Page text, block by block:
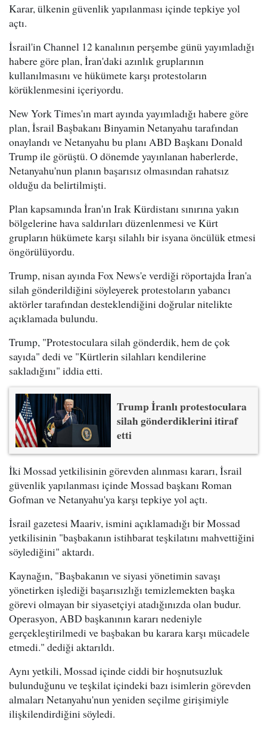
Karar, ülkenin güvenlik yapılanması içinde tepkiye yol
açtı.
İsrail'in Channel 12 kanalının perşembe günü yayımladığı
habere göre plan, İran'daki azınlık gruplarının
kullanılmasını ve hükümete karşı protestoların
körüklenmesini içeriyordu.
New York Times'ın mart ayında yayımladığı habere göre
plan, İsrail Başbakanı Binyamin Netanyahu tarafından
onaylandı ve Netanyahu bu planı ABD Başkanı Donald
Trump ile görüştü. O dönemde yayınlanan haberlerde,
Netanyahu'nun planın başarısız olmasından rahatsız
olduğu da belirtilmişti.
Plan kapsamında İran'ın Irak Kürdistanı sınırına yakın
bölgelerine hava saldırıları düzenlenmesi ve Kürt
grupların hükümete karşı silahlı bir isyana öncülük etmesi
öngörülüyordu.
Trump, nisan ayında Fox News'e verdiği röportajda İran'a
silah gönderildiğini söyleyerek protestoların yabancı
aktörler tarafından desteklendiğini doğrular nitelikte
açıklamada bulundu.
Trump, "Protestoculara silah gönderdik, hem de çok
sayıda" dedi ve "Kürtlerin silahları kendilerine
sakladığını" iddia etti.
Trump İranlı protestoculara
silah gönderdiklerini itiraf
etti
İki Mossad yetkilisinin görevden alınması kararı, İsrail
güvenlik yapılanması içinde Mossad başkanı Roman
Gofman ve Netanyahu'ya karşı tepkiye yol açtı.
İsrail gazetesi Maariv, ismini açıklamadığı bir Mossad
yetkilisinin "başbakanın istihbarat teşkilatını mahvettiğini
söylediğini" aktardı.
Kaynağın, "Başbakanın ve siyasi yönetimin savaşı
yönetirken işlediği başarısızlığı temizlemekten başka
görevi olmayan bir siyasetçiyi atadığınızda olan budur.
Operasyon, ABD başkanının kararı nedeniyle
gerçekleştirilmedi ve başbakan bu karara karşı mücadele
etmedi." dediği aktarıldı.
Aynı yetkili, Mossad içinde ciddi bir hoşnutsuzluk
bulunduğunu ve teşkilat içindeki bazı isimlerin görevden
almaları Netanyahu'nun yeniden seçilme girişimiyle
ilişkilendirdiğini söyledi.